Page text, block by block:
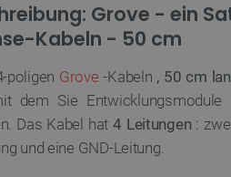
Grove - ein
Kabeln - 50 cm
poligen Grove -Kabeln , 50 cm
dem Sie
Das Kabel hat4 Leitungen :
und eine GND-Leitung.